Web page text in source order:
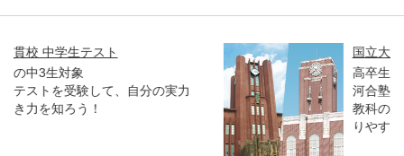
国立大入試オープン解説講義
高卒生／高校生対象
河合塾進学アドバイザーとプロ講師が、各
教科のポイントや合格者の傾向などをわか
りやすく解説します。